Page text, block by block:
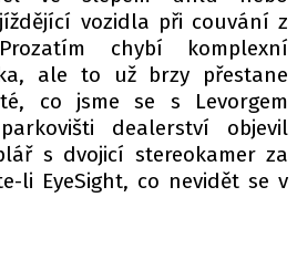
vozidla při couvání z
chybí komplexní
ale to už brzy přestane
co jsme se s Levorgem
dealerství objevil
s dvojicí stereokamer za
li EyeSight, co nevidět se v